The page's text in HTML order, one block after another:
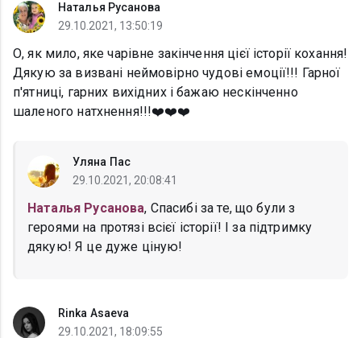
Наталья Русанова
29.10.2021, 13:50:19
О, як мило, яке чарівне закінчення цієї історії кохання!
Дякую за визвані неймовірно чудові емоції!!! Гарної
п'ятниці, гарних вихідних і бажаю нескінченно
шаленого натхнення!!!❤️❤️❤️
Уляна Пас
29.10.2021, 20:08:41
Наталья Русанова, Спасибі за те, що були з
героями на протязі всієї історії! І за підтримку
дякую! Я це дуже ціную!
Rinka Asaeva
29.10.2021, 18:09:55